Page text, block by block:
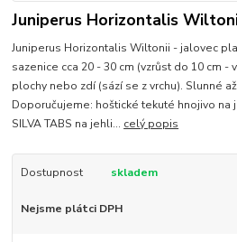
Juniperus Horizontalis
Juniperus Horizontalis Wiltonii - jalovec
sazenice cca 20 - 30 cm (vzrůst do 10 cm -
plochy nebo zdí (sází se z vrchu). Slunné
Doporučujeme: hoštické tekuté hnojivo na
SILVA TABS na jehli... celý popis
Dostupnost skladem
Nejsme plátci DPH